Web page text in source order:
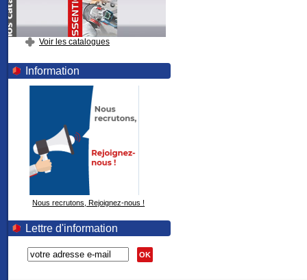
Voir les catalogues
Information
Nous recrutons, Rejoignez-nous !
Lettre d'information
OK